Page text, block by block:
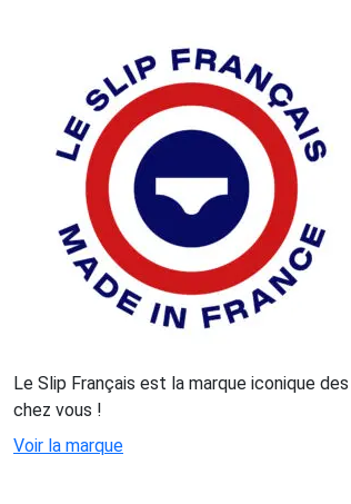
Le Slip Français est la marque iconique
chez vous !
Voir la marque